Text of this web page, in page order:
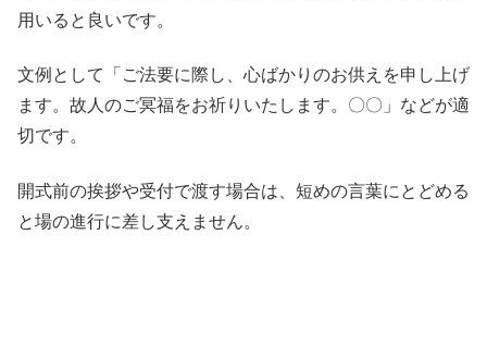
用いると良いです。
文例として「ご法要に際し、心ばかりのお供えを申し上げ
ます。故人のご冥福をお祈りいたします。〇〇」などが適
切です。
開式前の挨拶や受付で渡す場合は、短めの言葉にとどめる
と場の進行に差し支えません。